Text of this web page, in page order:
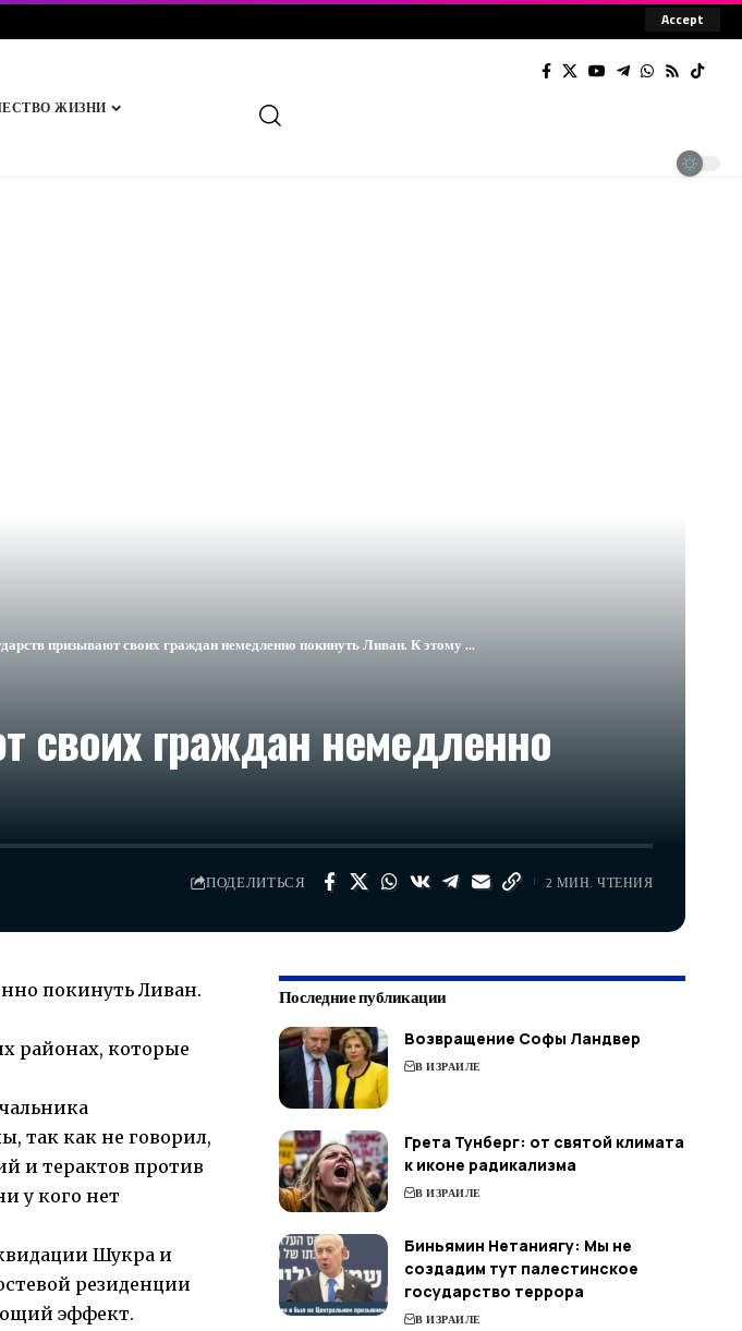
Accept
ЖИЗНИ
призывают своих граждан немедленно покинуть Ливан. К этому …
своих граждан немедленно
ПОДЕЛИТЬСЯ 2 МИН. ЧТЕНИЯ
покинуть Ливан.
районах, которые
так как не говорил,
и терактов против
у кого нет
Шукра и
резиденции
эффект.
Последние публикации
Возвращение Софы Ландвер
В ИЗРАИЛЕ
Грета Тунберг: от святой климата
к иконе радикализма
В ИЗРАИЛЕ
Биньямин Нетаниягу: Мы не
создадим тут палестинское
государство террора
В ИЗРАИЛЕ